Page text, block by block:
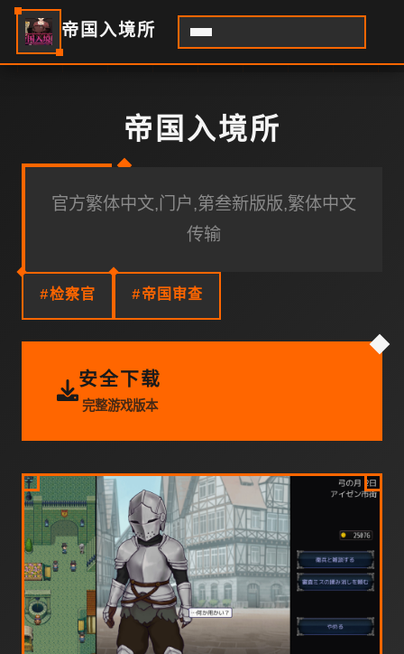
帝国入境所
帝国入境所
官方繁体中文,门户,第叁新版版,繁体中文
传输
#检察官 #帝国审查
安全下载
完整游戏版本